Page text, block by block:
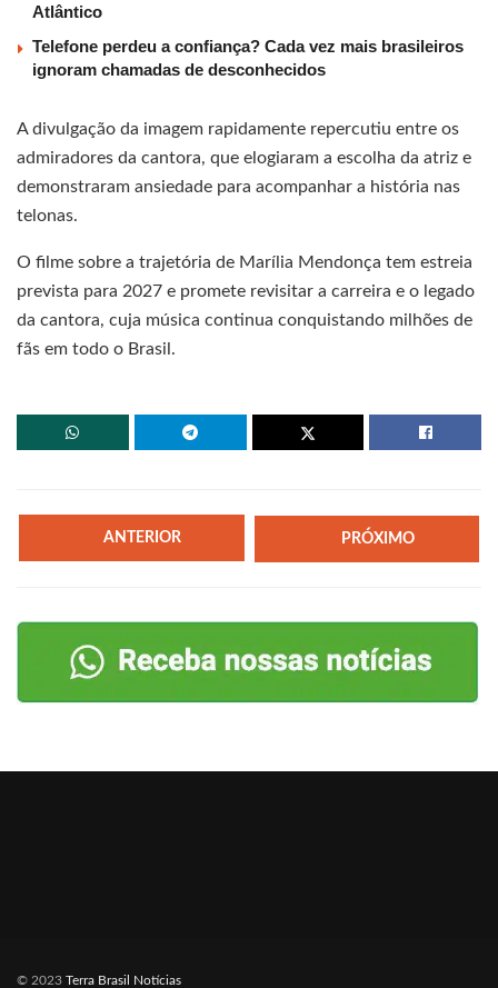
Atlântico
Telefone perdeu a confiança? Cada vez mais brasileiros
ignoram chamadas de desconhecidos
A divulgação da imagem rapidamente repercutiu entre os
admiradores da cantora, que elogiaram a escolha da atriz e
demonstraram ansiedade para acompanhar a história nas
telonas.
O filme sobre a trajetória de Marília Mendonça tem estreia
prevista para 2027 e promete revisitar a carreira e o legado
da cantora, cuja música continua conquistando milhões de
fãs em todo o Brasil.
ANTERIOR PRÓXIMO
© 2023 Terra Brasil Notícias